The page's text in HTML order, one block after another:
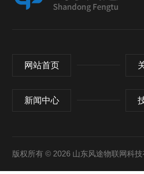
网站首页
新闻中心
版权所有 © 2026 山东风途物联网科技